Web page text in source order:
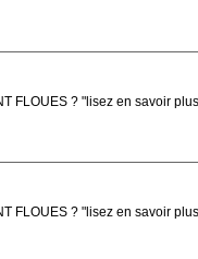
FLOUES ? "lisez en savoir
FLOUES ? "lisez en savoir